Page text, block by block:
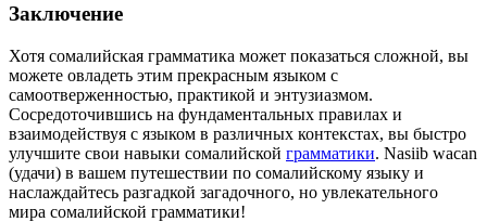
Заключение
Хотя сомалийская грамматика может показаться сложной, вы
можете овладеть этим прекрасным языком с
самоотверженностью, практикой и энтузиазмом.
Сосредоточившись на фундаментальных правилах и
взаимодействуя с языком в различных контекстах, вы быстро
улучшите свои навыки сомалийской грамматики. Nasiib wacan
(удачи) в вашем путешествии по сомалийскому языку и
наслаждайтесь разгадкой загадочного, но увлекательного
мира сомалийской грамматики!